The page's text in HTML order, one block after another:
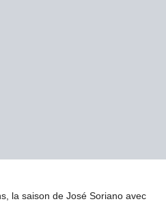
la saison de José Soriano avec